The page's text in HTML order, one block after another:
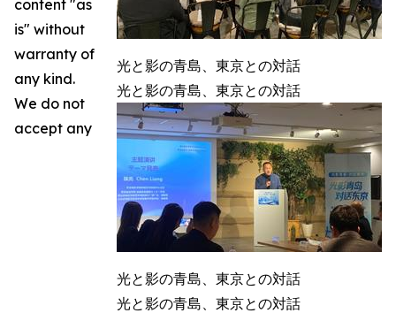
光と影の青島、東京との対話
光と影の青島、東京との対話
光と影の青島、東京との対話
光と影の青島、東京との対話
content "as
is" without
warranty of
any kind.
We do not
accept any